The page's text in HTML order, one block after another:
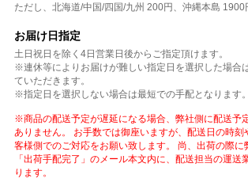
ただし、北海道/中国/四国/九州 200円、沖縄本島 1900
お届け日指定
土日祝日を除く4日営業日後からご指定頂けます。
※連休等によりお届けが難しい指定日を選択した場合
ていただきます。
※指定日を選択しない場合は最短での手配となります。
※商品の配送予定が遅延になる場合、弊社側に配送予
ありません。 お手数では御座いますが、配送日の時刻
客様側でのご対応をお願い致します。 尚、出荷の際に
「出荷手配完了」のメール本文内に、配送担当の運送
ります。